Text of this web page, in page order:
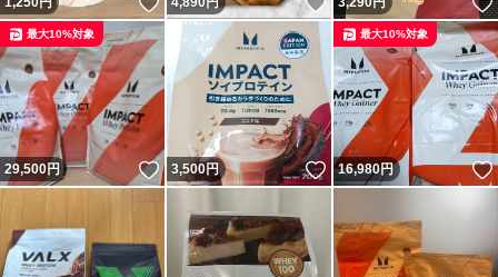
29,500円 いいね！
最大10%対象
3,500円 いいね！
16,980円
最大10%対象